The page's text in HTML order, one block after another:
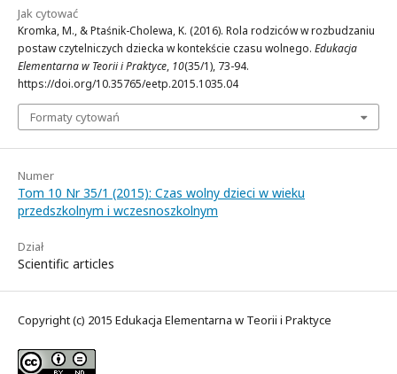
Jak cytować
Kromka, M., & Ptaśnik-Cholewa, K. (2016). Rola rodziców w rozbudzaniu
postaw czytelniczych dziecka w kontekście czasu wolnego. Edukacja
Elementarna w Teorii i Praktyce, 10(35/1), 73-94.
https://doi.org/10.35765/eetp.2015.1035.04
Formaty cytowań
Numer
Tom 10 Nr 35/1 (2015): Czas wolny dzieci w wieku
przedszkolnym i wczesnoszkolnym
Dział
Scientific articles
Copyright (c) 2015 Edukacja Elementarna w Teorii i Praktyce